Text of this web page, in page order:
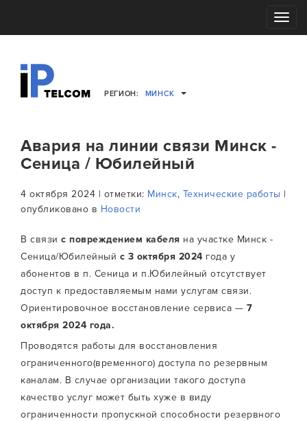
Toggle
РЕГИОН: МИНСК
Авария на линии связи Минск -
Сеница / Юбилейный
4 октября 2024 | отметки: Минск, Технические работы |
опубликовано в Новости
В связи с повреждением кабеля на участке Минск -
Сеница/Юбилейный с 3 октября 2024 года у
абонентов в п. Сеница и п.Юбилейный отсутствует
доступ к предоставляемым нами услугам связи.
Ориентировочное восстановление сервиса — 7
октября 2024 года.
Проводятся работы для восстановления
ограниченного(временного) доступа по резервным
каналам. В случае организации такого доступа
качество услуг может быть хуже в виду
ограниченности пропускной способности резервного